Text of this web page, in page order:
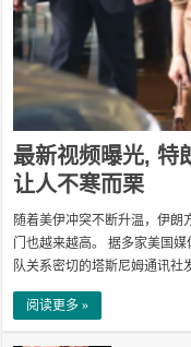
最新视频曝光, 特
让人不寒而栗
随着美伊冲突不断升温，伊朗
门也越来越高。 据多家美国
队关系密切的塔斯尼姆通讯
阅读更多 »